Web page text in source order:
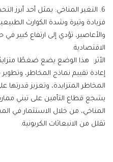
6. التغير المناخي: يمثل أحد أبرز
فزيادة وتيرة وشدة الكوارث
والأعاصير، تؤدي إلى ارتفاع كبير في
الاقتصادية.
الأثر: هذا الوضع يضع ضغطًا
إعادة تقييم نماذج المخاطر،
المخاطر المتزايدة، وتعزيز
يشجع قطاع التأمين على تبني
المناخي، من خلال الاستثمار في
تقلل من الانبعاثات الكربونية.